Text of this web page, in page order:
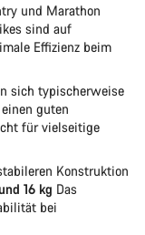
und Marathon
sind auf
Effizienz beim
sich typischerweise
guten
für vielseitige
Konstruktion
16 kg Das
bei